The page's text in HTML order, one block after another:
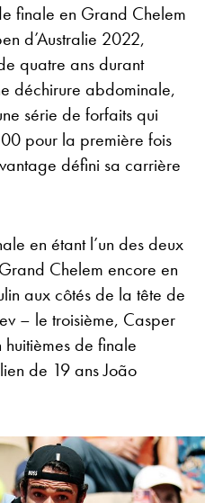
finale en Grand Chelem
d’Australie 2022,
quatre ans durant
déchirure abdominale,
série de forfaits qui
pour la première fois
défini sa carrière
en étant l’un des deux
Chelem encore en
aux côtés de la tête de
– le troisième, Casper
de finale
de 19 ans João